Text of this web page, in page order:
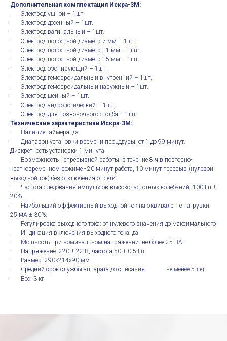
Дополнительная комплектация Искра-3М:
· Электрод ушной – 1шт.
· Электрод десенный – 1шт.
· Электрод вагинальный – 1шт.
· Электрод полостной диаметр 7 мм – 1шт.
· Электрод полостной диаметр 11 мм – 1шт.
· Электрод полостной диаметр 15 мм – 1шт.
· Электрод озонирующий – 1шт.
· Электрод геморроидальный внутренний – 1шт.
· Электрод геморроидальный наружный – 1шт.
· Электрод шейный – 1шт.
· Электрод андрологический – 1шт.
· Электрод для позвоночного столба – 1шт.
Технические характеристики Искра-3М:
· Наличие таймера: да
· Диапазон установки времени процедуры: от 1 до 99 минут.
Дискретность установки 1 минута.
· Возможность непрерывной работы: в течение 8 ч в повторно-
кратковременном режиме - 20 минут работа, 10 минут перерыв (нулевой
выходной ток) без отключения от сети
· Частота следования импульсов высокочастотных колебаний: 100 Гц ±
20%.
· Наибольший эффективный выходной ток на эквиваленте нагрузки:
25 мА ± 30%.
· Регулировка выходного тока: от нулевого значения до максимального
· Индикация включения выходного тока: да
· Мощность при номинальном напряжении: не более 25 ВА.
· Напряжение: 220 ± 22 В, частота 50 + 0,5 Гц
· Размер: 290х214х90 мм
· Средний срок службы аппарата до списания: не менее 5 лет
· Вес: 3 кг